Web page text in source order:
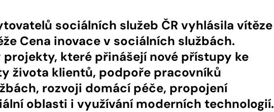
sociálních služeb ČR vyhlásila vítěze
Cena inovace v sociálních službách.
projekty, které přinášejí nové přístupy ke
života klientů, podpoře pracovníků
rozvoji domácí péče, propojení
oblasti i využívání moderních technologií.